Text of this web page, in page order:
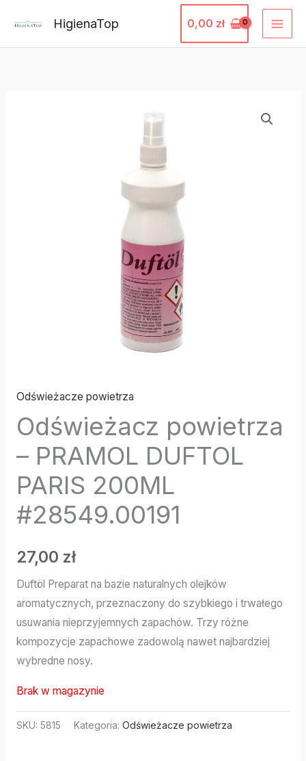
treści
HigienaTop 0,00 zł
Odświeżacze powietrza
Odświeżacz powietrza
– PRAMOL DUFTOL
PARIS 200ML
#28549.00191
27,00 zł
Duftöl Preparat na bazie naturalnych olejków
aromatycznych, przeznaczony do szybkiego i trwałego
usuwania nieprzyjemnych zapachów. Trzy różne
kompozycje zapachowe zadowolą nawet najbardziej
wybredne nosy.
Brak w magazynie
SKU: 5815 Kategoria: Odświeżacze powietrza